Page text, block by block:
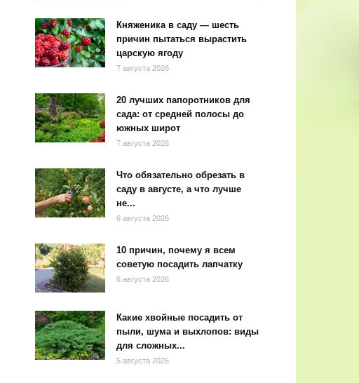
Княженика в саду — шесть
причин пытаться вырастить
царскую ягоду
7 августа 2026
20 лучших папоротников для
сада: от средней полосы до
южных широт
7 августа 2026
Что обязательно обрезать в
саду в августе, а что лучше
не...
6 августа 2026
10 причин, почему я всем
советую посадить лапчатку
6 августа 2026
Какие хвойные посадить от
пыли, шума и выхлопов: виды
для сложных...
5 августа 2026